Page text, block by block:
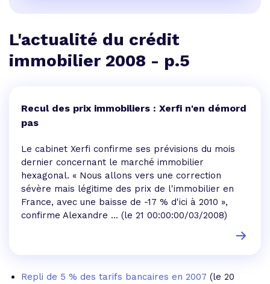
L'actualité du crédit
immobilier 2008 - p.5
Recul des prix immobiliers : Xerfi n'en démord
pas
Le cabinet Xerfi confirme ses prévisions du mois
dernier concernant le marché immobilier
hexagonal. « Nous allons vers une correction
sévère mais légitime des prix de l'immobilier en
France, avec une baisse de -17 % d'ici à 2010 »,
confirme Alexandre ... (le 21 00:00:00/03/2008)
Repli de 5 % des tarifs bancaires en 2007 (le 20